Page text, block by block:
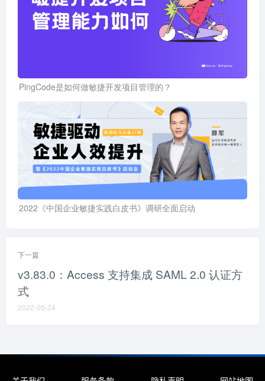
PingCode是如何做敏捷开发项目管理的？
2022《中国企业敏捷实践白皮书》调研全面启动
下一篇
v3.83.0：Access 支持集成 SAML 2.0 认证方
式
2022-05-24